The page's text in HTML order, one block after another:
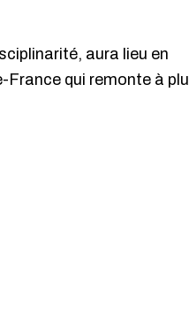
aura lieu en
France qui remonte à